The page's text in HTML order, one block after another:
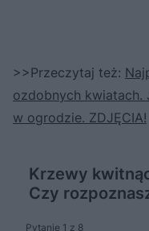
>>Przeczytaj też:
ozdobnych kwiatach.
w ogrodzie. ZDJĘCIA!
Krzewy
Czy
Pytanie 1 z 8